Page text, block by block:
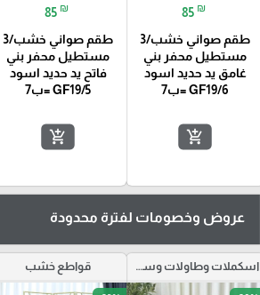
85 ₪
طقم صواني خشب/3
مستطيل محفر بني
غامق يد حديد اسود
GF19/6 =ب7
add_shopping_cart
85 ₪
طقم صواني خشب/3
مستطيل محفر بني
فاتح يد حديد اسود
GF19/5 =ب7
add_shopping_cart
عروض وخصومات لفترة محدودة
اسكملات وطاولات وسط وكراسي قواطع خشب